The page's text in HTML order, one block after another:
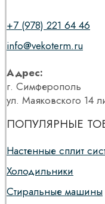
+7 (978) 221 64 46
info@vekoterm.ru
Адрес:
г. Симферополь
ул. Маяковского 14
ПОПУЛЯРНЫЕ
Настенные сплит
Холодильники
Стиральные машины